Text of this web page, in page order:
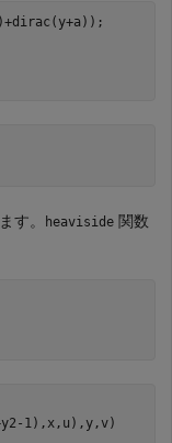
す。 heaviside 関数
y2 - 1) , x, u ) , y,v)